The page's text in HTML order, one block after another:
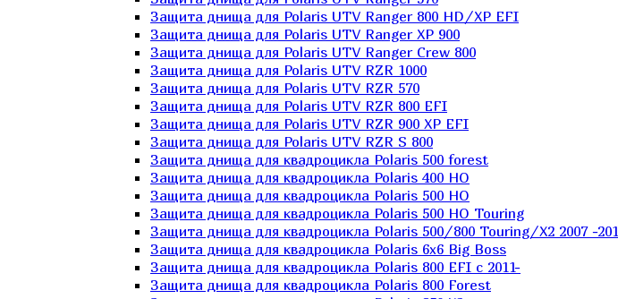
Защита днища для Polaris UTV Ranger 800 HD/XP EFI
Защита днища для Polaris UTV Ranger XP 900
Защита днища для Polaris UTV Ranger Сrew 800
Защита днища для Polaris UTV RZR 1000
Защита днища для Polaris UTV RZR 570
Защита днища для Polaris UTV RZR 800 EFI
Защита днища для Polaris UTV RZR 900 XP EFI
Защита днища для Polaris UTV RZR S 800
Защита днища для квадроцикла Polaris 500 forest
Защита днища для квадроцикла Polaris 400 HO
Защита днища для квадроцикла Polaris 500 HO
Защита днища для квадроцикла Polaris 500 HO Touring
Защита днища для квадроцикла Polaris 500/800 Touring/X2 2007 -
Защита днища для квадроцикла Polaris 6х6 Big Boss
Защита днища для квадроцикла Polaris 800 EFI с 2011-
Защита днища для квадроцикла Polaris 800 Forest